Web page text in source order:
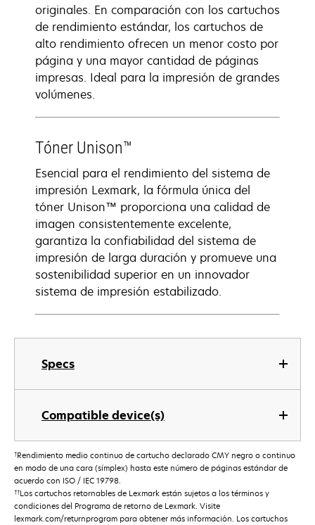
Specs
Compatible device(s)
originales. En comparación con los cartuchos
de rendimiento estándar, los cartuchos de
alto rendimiento ofrecen un menor costo por
página y una mayor cantidad de páginas
impresas. Ideal para la impresión de grandes
volúmenes.
Tóner Unison™
Esencial para el rendimiento del sistema de
impresión Lexmark, la fórmula única del
tóner Unison™ proporciona una calidad de
imagen consistentemente excelente,
garantiza la confiabilidad del sistema de
impresión de larga duración y promueve una
sostenibilidad superior en un innovador
sistema de impresión estabilizado.
†Rendimiento medio continuo de cartucho declarado CMY negro o continuo
en modo de una cara (símplex) hasta este número de páginas estándar de
acuerdo con ISO / IEC 19798.
††Los cartuchos retornables de Lexmark están sujetos a los términos y
condiciones del Programa de retorno de Lexmark. Visite
lexmark.com/returnprogram para obtener más información. Los cartuchos